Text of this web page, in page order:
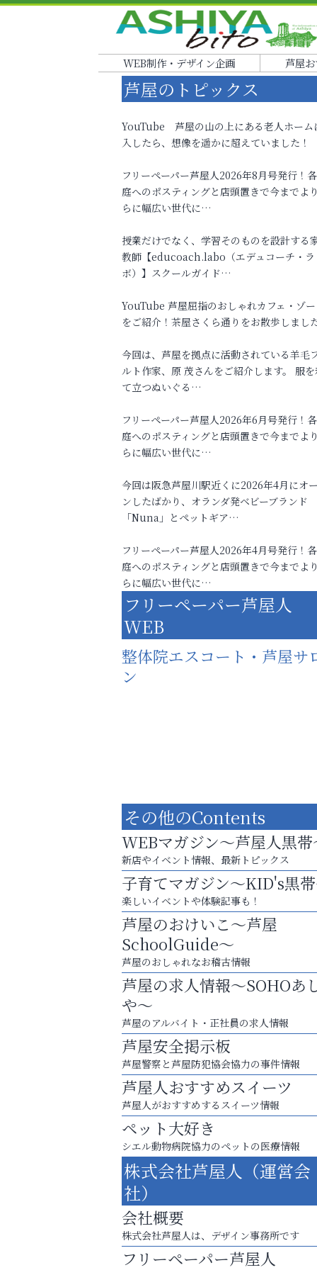
WEB制作・デザイン企画 芦屋
芦屋のトピックス
YouTube 芦屋の山の上にある老人ホーム
入したら、想像を遥かに超えていました！
フリーペーパー芦屋人2026年8月号発行！
庭へのポスティングと店頭置きで今までよ
らに幅広い世代に…
授業だけでなく、学習そのものを設計する
教師【educoach.labo（エデュコーチ・ラ
ボ）】スクールガイド…
YouTube 芦屋屈指のおしゃれカフェ・ゾ
をご紹介！茶屋さくら通りをお散歩しまし
今回は、芦屋を拠点に活動されている羊毛
ルト作家、原 茂さんをご紹介します。 服を
て立つぬいぐる…
フリーペーパー芦屋人2026年6月号発行！
庭へのポスティングと店頭置きで今までよ
らに幅広い世代に…
今回は阪急芦屋川駅近くに2026年4月にオ
ンしたばかり、オランダ発ベビーブランド
「Nuna」とペットギア…
フリーペーパー芦屋人2026年4月号発行！
庭へのポスティングと店頭置きで今までよ
らに幅広い世代に…
フリーペーパー芦屋人
WEB
整体院エスコート・芦屋サ
ン
猫背･側弯、背骨の歪みを
整えませんか？
いわみ眼科
スマホは何時間までなら大丈夫？ ～スマホ
に知っておきたい子どもの近視対策～
南芦屋浜皮膚科クリニック
その他のContents
WEBマガジン～芦屋人黒帯
新店やイベント情報、最新トピックス
子育てマガジン～KID's黒
楽しいイベントや体験記事も！
芦屋のおけいこ～芦屋
SchoolGuide～
芦屋のおしゃれなお稽古情報
芦屋の求人情報～SOHOあ
や～
芦屋のアルバイト・正社員の求人情報
芦屋安全掲示板
芦屋警察と芦屋防犯協会協力の事件情報
芦屋人おすすめスイーツ
芦屋人がおすすめするスイーツ情報
ペット大好き
シエル動物病院協力のペットの医療情報
株式会社芦屋人（運営会
社）
会社概要
株式会社芦屋人は、デザイン事務所です
フリーペーパー芦屋人